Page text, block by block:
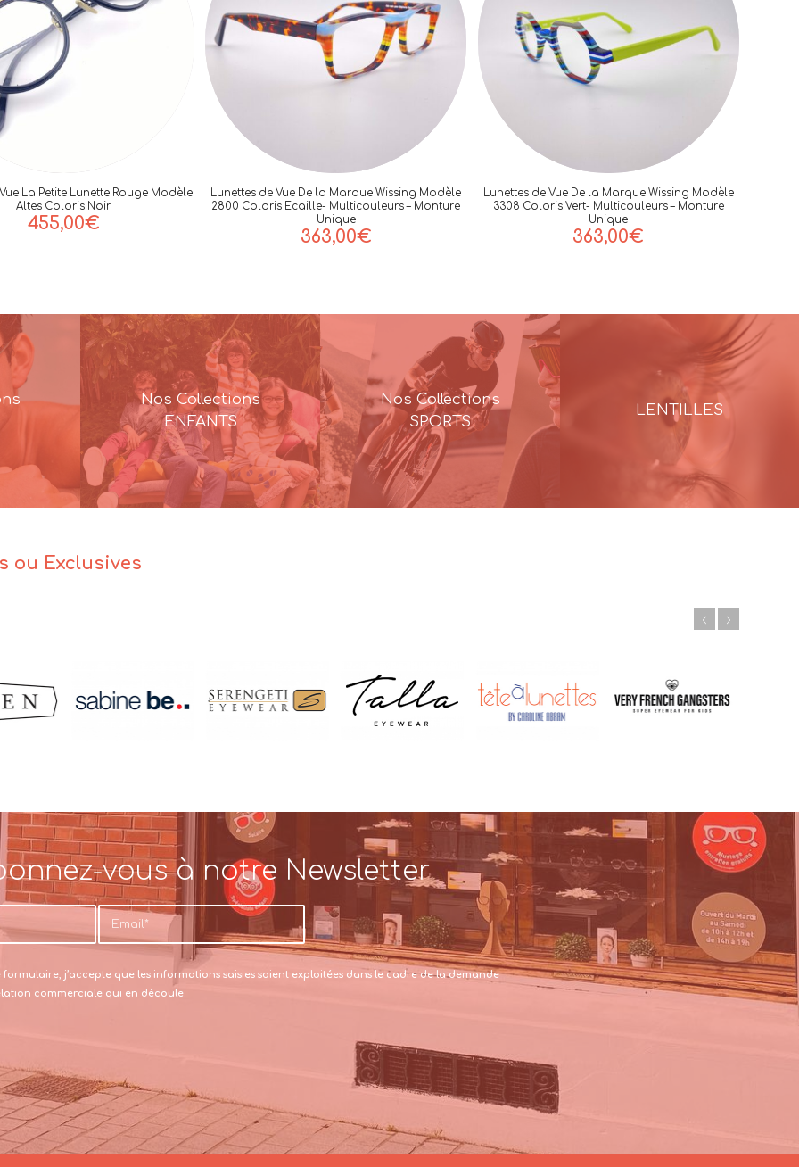
La Petite Lunette Rouge Modèle
Altes Coloris Noir
455,00€
Lunettes de Vue De la Marque Wissing Modèle
2800 Coloris Ecaille- Multicouleurs – Monture
Unique
363,00€
Lunettes de Vue De la Marque Wissing Modèle
3308 Coloris Vert- Multicouleurs – Monture
Unique
363,00€
Nos Collections
ENFANTS
Nos Collections
SPORTS
LENTILLES
ou Exclusives
vous à notre Newsletter
formulaire, j’accepte que les informations saisies soient exploitées dans le cadre de la demande
commerciale qui en découle.